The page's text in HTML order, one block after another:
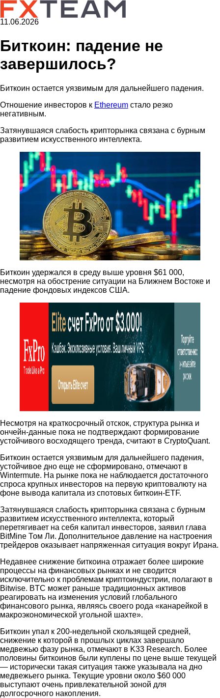
11.06.2026
Биткоин: падение не
завершилось?
Биткоин остается уязвимым для дальнейшего падения.
Отношение инвесторов к Ethereum стало резко
негативным.
Затянувшаяся слабость крипторынка связана с бурным
развитием искусственного интеллекта.
Биткоин удержался в среду выше уровня $61 000,
несмотря на обострение ситуации на Ближнем Востоке и
падение фондовых индексов США.
Несмотря на краткосрочный отскок, структура рынка и
ончейн-данные пока не подтверждают формирование
устойчивого восходящего тренда, считают в CryptoQuant.
Биткоин остается уязвимым для дальнейшего падения,
устойчивое дно еще не сформировано, отмечают в
Wintermute. На рынке пока не наблюдается достаточного
спроса крупных инвесторов на первую криптовалюту на
фоне вывода капитала из спотовых биткоин-ETF.
Затянувшаяся слабость крипторынка связана с бурным
развитием искусственного интеллекта, который
перетягивает на себя капитал инвесторов, заявил глава
BitMine Том Ли. Дополнительное давление на настроения
трейдеров оказывает напряженная ситуация вокруг Ирана.
Недавнее снижение биткоина отражает более широкие
процессы на финансовых рынках и не сводится
исключительно к проблемам криптоиндустрии, полагают в
Bitwise. BTC может раньше традиционных активов
реагировать на изменения условий глобального
финансового рынка, являясь своего рода «канарейкой в
макроэкономической угольной шахте».
Биткоин упал к 200-недельной скользящей средней,
снижение к которой в прошлых циклах завершало
медвежью фазу рынка, отмечают в K33 Research. Более
половины биткоинов были куплены по цене выше текущей
— исторически такая ситуация также указывала на дно
медвежьего рынка. Текущие уровни около $60 000
выступают очень привлекательной зоной для
долгосрочного накопления.